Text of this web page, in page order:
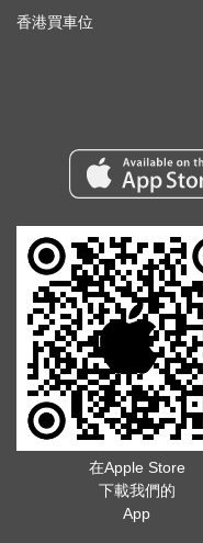
香港買車位
在Apple Store
下載我們的
App